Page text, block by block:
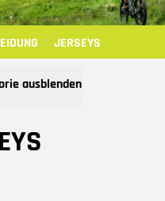
JERSEYS
ausblenden